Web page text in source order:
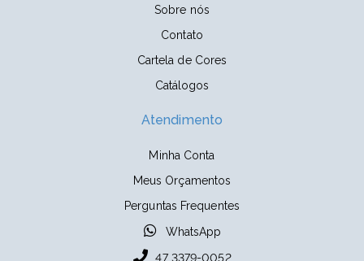
Sobre nós
Contato
Cartela de Cores
Catálogos
Atendimento
Minha Conta
Meus Orçamentos
Perguntas Frequentes
WhatsApp
47 3379-0052